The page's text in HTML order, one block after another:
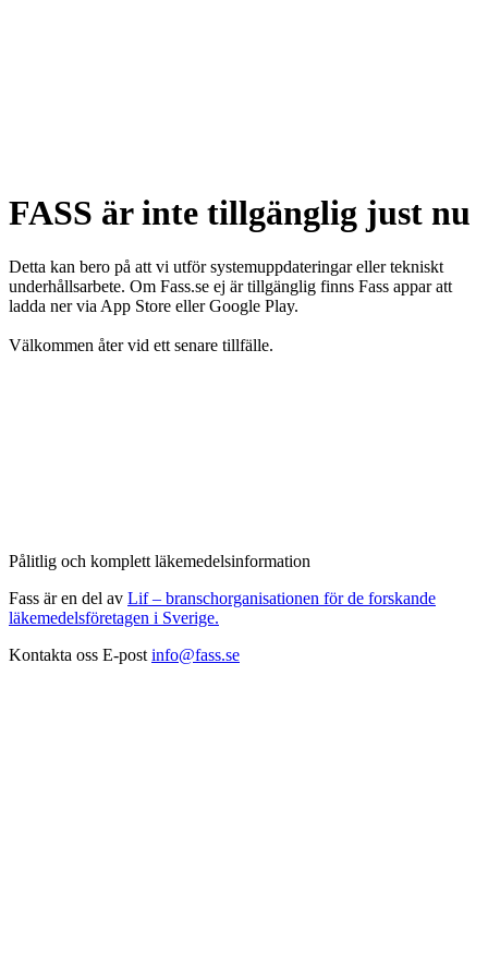
FASS är inte tillgänglig just nu
Detta kan bero på att vi utför systemuppdateringar eller tekniskt
underhållsarbete. Om Fass.se ej är tillgänglig finns Fass appar att
ladda ner via App Store eller Google Play.
Välkommen åter vid ett senare tillfälle.
Pålitlig och komplett läkemedelsinformation
Fass är en del av Lif – branschorganisationen för de forskande
läkemedelsföretagen i Sverige.
Kontakta oss E-post info@fass.se